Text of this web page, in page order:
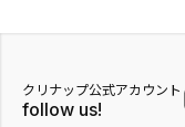
クリナップ公式アカウント
follow us!